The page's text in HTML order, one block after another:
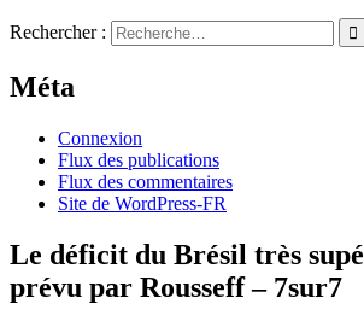
Rechercher :
Méta
Connexion
Flux des publications
Flux des commentaires
Site de WordPress-FR
Le déficit du Brésil très
prévu par Rousseff – 7sur7